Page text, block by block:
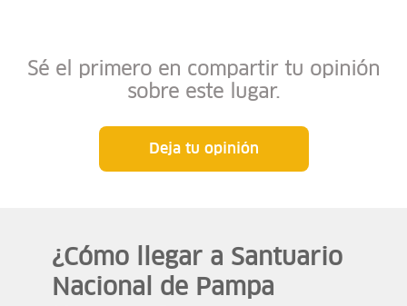
Sé el primero en compartir tu opinión
sobre este lugar.
Deja tu opinión
¿Cómo llegar a Santuario
Nacional de Pampa